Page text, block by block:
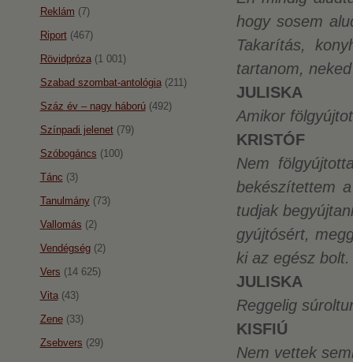
hogy sosem
Takarítás,
tartanom,
JULISKA
Amikor
KRISTÓF
Nem
bekészítettem
tudjak
gyújtósért,
ki az egész bolt.
JULISKA
Reggelig
KISFIÚ
Nem vettek
Reklám (7)
Riport(467)
Rövidpróza(1 001)
Szabad szombat-antológia(211)
Száz év – nagy háború(492)
Színpadi jelenet(79)
Szóbogáncs (100)
Tánc (3)
Tanulmány(73)
Vallomás (2)
Vendégség(2)
Vers (14 625)
Vita(43)
Zene(33)
Zsebvers (29)